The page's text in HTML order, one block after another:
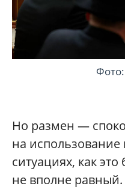
Фото:
Но размен —
на
ситуациях, как
не вполне